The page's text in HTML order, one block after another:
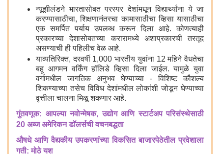
न्यूझीलंडने भारतासोबत परस्पर देशांमधून विद्यार्थ्यांना ये जा
करण्यासाठीचा, शिक्षणानंतरचा कामासाठीचा व्हिसा यासाठीचा
एक समर्पित पर्याय उपलब्ध करून दिला आहे. कोणत्याही
प्रकारच्या देशासोबतच्या करारामध्ये अशाप्रकारची तरतूद
असण्याची ही पहिलीच वेळ आहे.
याव्यतिरिक्त, दरवर्षी 1,000 भारतीय युवांना 12 महिने वैधतेचा
बहू आगमन वर्किंग हॉलिडे व्हिसा दिला जाईल. यामुळे युवा
वर्गामधील जागतिक अनुभव घेण्याच्या - विशिष्ट कौशल्य
शिकण्याच्या तसेच विविध देशांमधील लोकांशी जोडून घेण्याच्या
वृत्तीला चालना मिळू शकणार आहे.
गुंतवणूक: आपल्या नवोन्मेषक, उद्योग आणि स्टार्टअप परिसंस्थेसाठी
20 अब्ज अमेरिकन डॉलर्सची वचनबद्धता
औषधे आणि वैद्यकीय उपकरणांच्या विकसित बाजारपेठेतील प्रवेशाला
गती: मोठे यश